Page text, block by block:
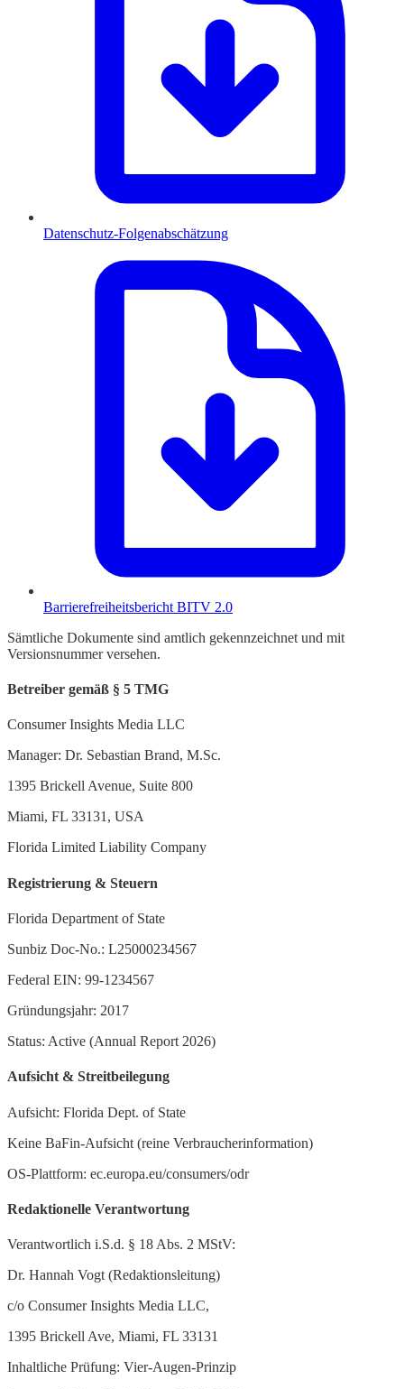
Datenschutz-Folgenabschätzung
Barrierefreiheitsbericht BITV 2.0
Sämtliche Dokumente sind amtlich gekennzeichnet und mit
Versionsnummer versehen.
Betreiber gemäß § 5 TMG
Consumer Insights Media LLC
Manager: Dr. Sebastian Brand, M.Sc.
1395 Brickell Avenue, Suite 800
Miami, FL 33131, USA
Florida Limited Liability Company
Registrierung & Steuern
Florida Department of State
Sunbiz Doc-No.: L25000234567
Federal EIN: 99-1234567
Gründungsjahr: 2017
Status: Active (Annual Report 2026)
Aufsicht & Streitbeilegung
Aufsicht: Florida Dept. of State
Keine BaFin-Aufsicht (reine Verbraucherinformation)
OS-Plattform: ec.europa.eu/consumers/odr
Redaktionelle Verantwortung
Verantwortlich i.S.d. § 18 Abs. 2 MStV:
Dr. Hannah Vogt (Redaktionsleitung)
c/o Consumer Insights Media LLC,
1395 Brickell Ave, Miami, FL 33131
Inhaltliche Prüfung: Vier-Augen-Prinzip